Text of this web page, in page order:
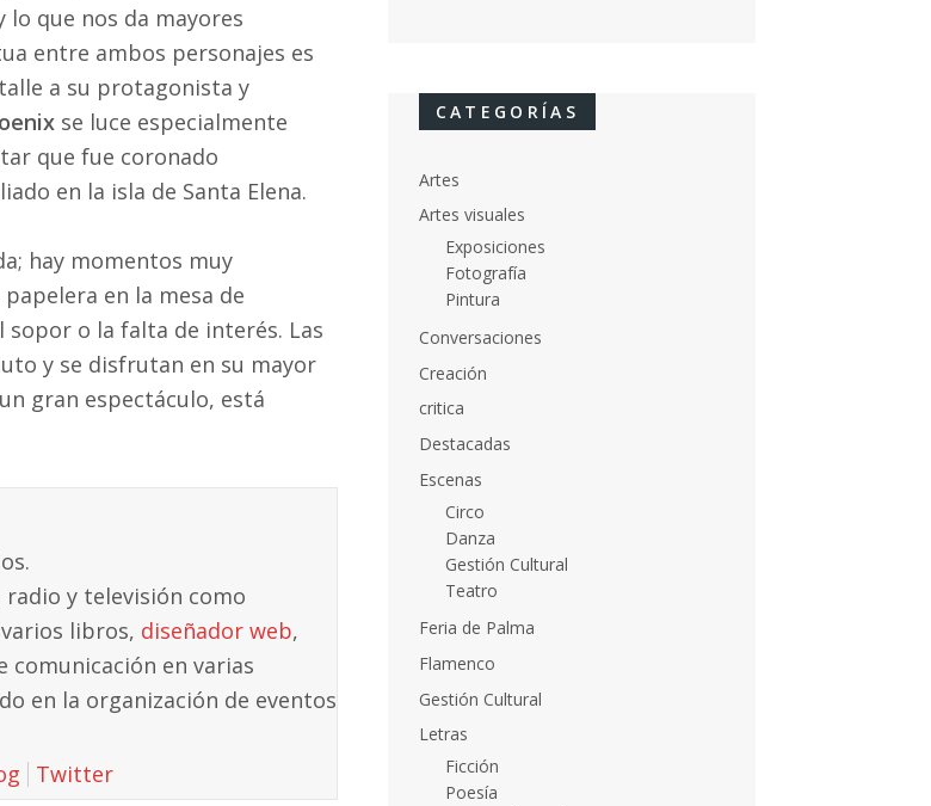
lo que nos da mayores
entre ambos personajes es
a su protagonista y
se luce especialmente
que fue coronado
en la isla de Santa Elena.
hay momentos muy
en la mesa de
o la falta de interés. Las
y se disfrutan en su mayor
gran espectáculo, está
radio y televisión como
libros, diseñador web,
comunicación en varias
en la organización de eventos
Twitter
CATEGORÍAS
Artes
Artes visuales
Exposiciones
Fotografía
Pintura
Conversaciones
Creación
critica
Destacadas
Escenas
Circo
Danza
Gestión Cultural
Teatro
Feria de Palma
Flamenco
Gestión Cultural
Letras
Ficción
Poesía